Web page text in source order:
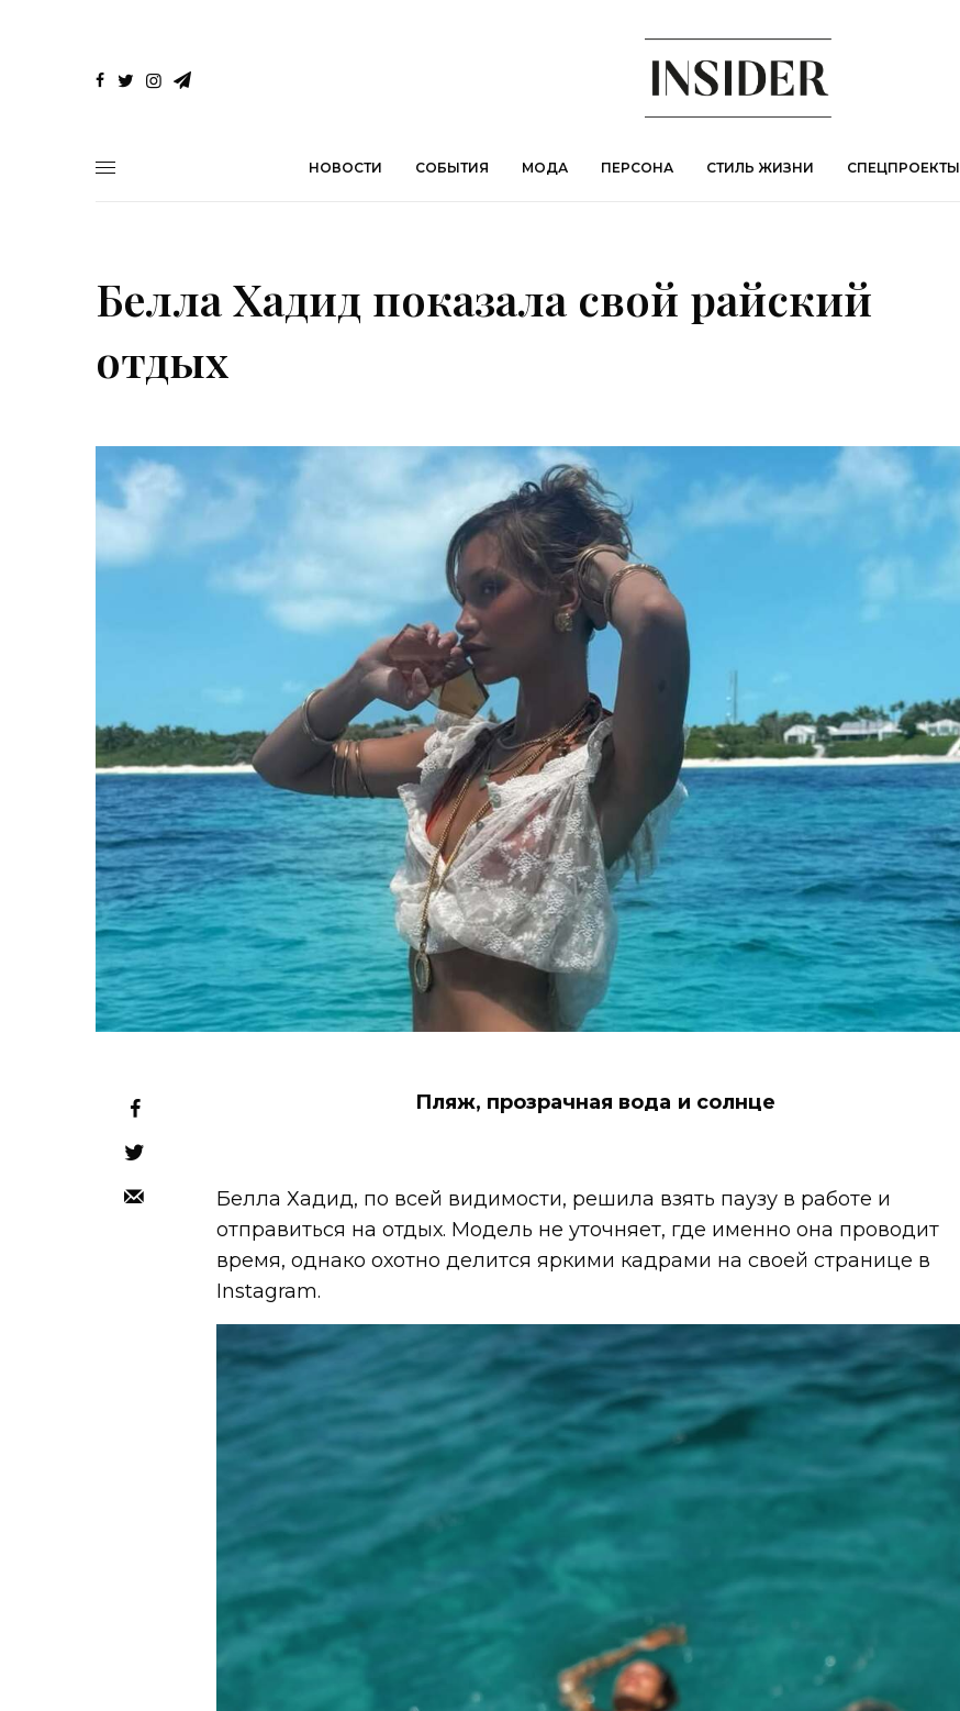
НОВОСТИ СОБЫТИЯ МОДА ПЕРСОНА СТИЛЬ ЖИЗНИ СПЕЦПРОЕКТЫ
Белла Хадид показала свой райский
отдых
Пляж, прозрачная вода и солнце
Белла Хадид, по всей видимости, решила взять паузу в работе и
отправиться на отдых. Модель не уточняет, где именно она проводит
время, однако охотно делится яркими кадрами на своей странице в
Instagram.